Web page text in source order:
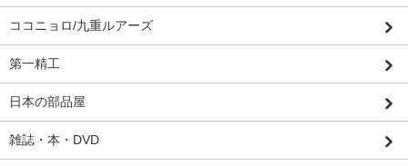
ココニョロ/九重ルアーズ
第一精工
日本の部品屋
雑誌・本・DVD